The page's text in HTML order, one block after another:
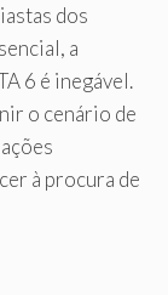
dos
a
6 é inegável.
o cenário de
à procura de